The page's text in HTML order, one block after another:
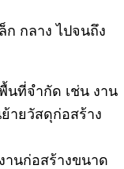
กลาง ไปจนถึง
นที่จำกัด เช่น งาน
ายวัสดุก่อสร้าง
านก่อสร้างขนาด